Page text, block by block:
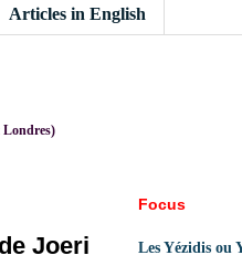
Articles in English
Londres)
Joeri
Focus
Les Yézidis ou